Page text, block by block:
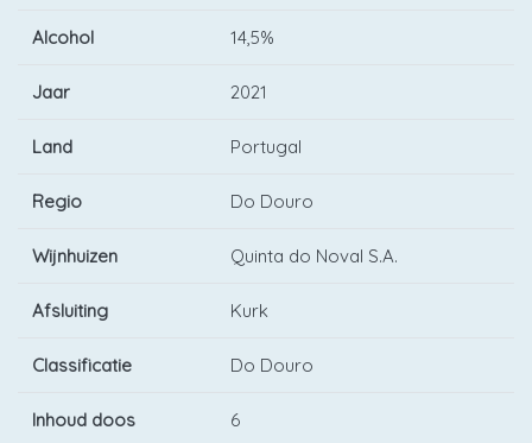
Alcohol 14,5%
Jaar 2021
Land Portugal
Regio Do Douro
Wijnhuizen Quinta do Noval S.A.
Afsluiting Kurk
Classificatie Do Douro
Inhoud doos 6